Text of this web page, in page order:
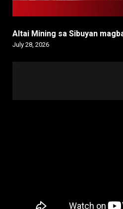
Altai Mining sa Sibuyan
July 28, 2026